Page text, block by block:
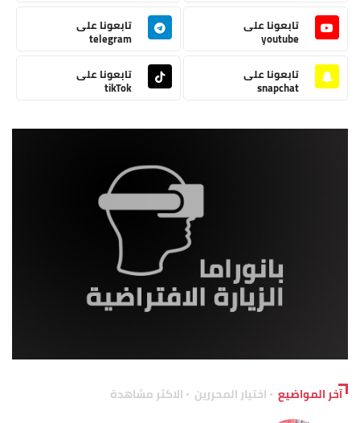
تابعونا على
youtube
تابعونا على
telegram
تابعونا على
snapchat
تابعونا على
tikTok
آخر المواضيع اختيار المحررين الاكثر مشاهدة